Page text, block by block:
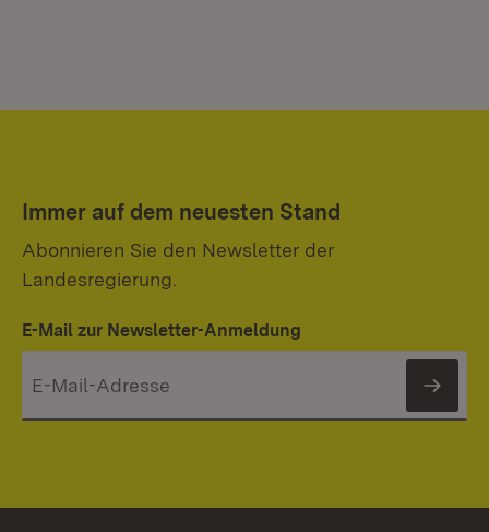
Immer auf dem neuesten Stand
Abonnieren Sie den Newsletter der
Landesregierung.
E-Mail zur Newsletter-Anmeldung